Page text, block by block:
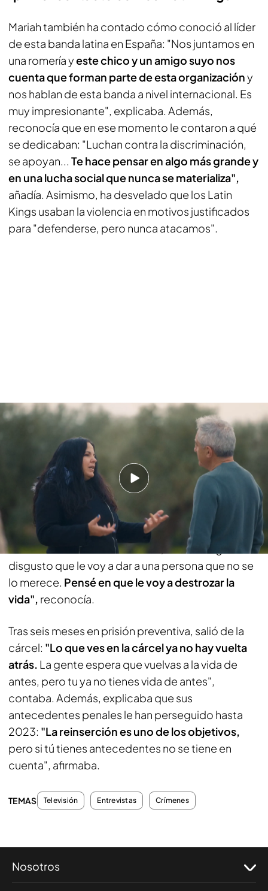
Mariah también ha contado cómo conoció al líder
de esta banda latina en España: "Nos juntamos en
una romería yeste chico y un amigo suyo nos
cuenta que forman parte de esta organizacióny
nos hablan de esta banda a nivel internacional. Es
muy impresionante", explicaba. Además,
reconocía que en ese momento le contaron a qué
se dedicaban: "Luchan contra la discriminación,
se apoyan... Te hace pensar en algo más grande y
en una lucha social que nunca se materializa",
añadía. Asimismo, ha desvelado que los Latin
Kings usaban la violencia en motivos justificados
para "defenderse, pero nunca atacamos".
Su detención cambia todo y explica las consecuencias de haber formado
parte de las bandas
Mariah: "Pensé en que le voy a destrozar la
detención de Mariah Oliver supuso un punto
de inflexión en su vida.
Sistiaga le preguntó en
quién pensó en el momento en que la policía la
esposó en un supermercado y se la llevó
detenida: "Pienso en mi madre, desde luego. En el
disgusto que le voy a dar a una persona que no se
lo merece. Pensé en que le voy a destrozar la
vida", reconocía.
Tras seis meses en prisión preventiva, salió de la
cárcel: "Lo que ves en la cárcel ya no hay vuelta
atrás. La gente espera que vuelvas a la vida de
antes, pero tu ya no tienes vida de antes",
contaba. Además, explicaba que sus
antecedentes penales le han perseguido hasta
2023: "La reinserción es uno de los objetivos,
pero si tú tienes antecedentes no se tiene en
cuenta", afirmaba.
TEMAS Televisión Entrevistas Crímenes
Nosotros